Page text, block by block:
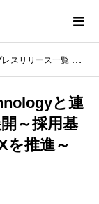
レスリリース一覧
と連
～採用基
を推進～